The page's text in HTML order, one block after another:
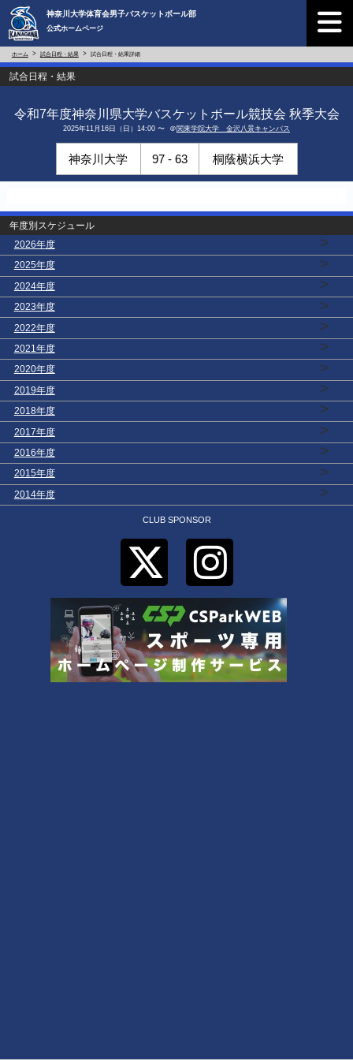
神奈川大学体育会男子バスケットボール部
公式ホームページ
ホーム 試合日程・結果 試合日程・結果詳細
試合日程・結果
令和7年度神奈川県大学バスケットボール競技会 秋季大会
2025年11月16日（日）14:00 〜 ＠ 関東学院大学 金沢八景キャンパス
神奈川大学 97 - 63 桐蔭横浜大学
年度別スケジュール
2026年度
>
2025年度 >
2024年度 >
2023年度 >
2022年度 >
2021年度 >
2020年度 >
2019年度 >
2018年度 >
2017年度 >
2016年度 >
2015年度 >
2014年度 >
CLUB SPONSOR